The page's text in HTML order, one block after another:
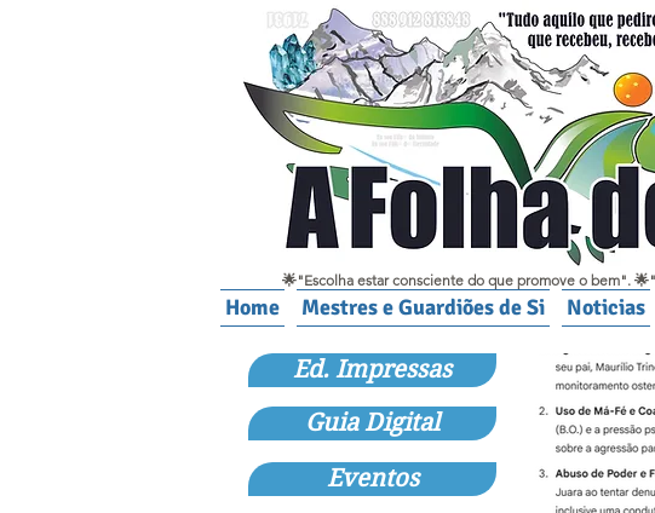
🌟"Escolha estar consciente do que promove o bem".
Home Mestres e Guardiões de Si Noticias
Ed. Impressas
Guia Digital
Eventos